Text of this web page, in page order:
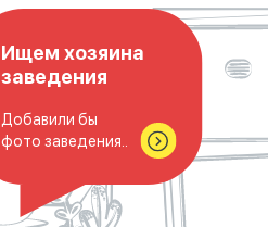
Ищем хозяина
заведения
Добавили бы
фото заведения..